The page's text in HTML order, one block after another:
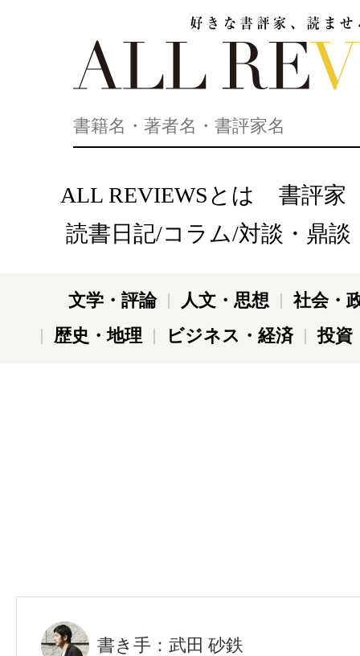
ALL REVIEWSとは
書評家
読書日記/コラム/対談・鼎談
文学・評論 人文・思想
社会・
歴史・地理
ビジネス・経済 投資
書き手：武田 砂鉄